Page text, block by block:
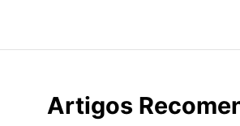
Artigos